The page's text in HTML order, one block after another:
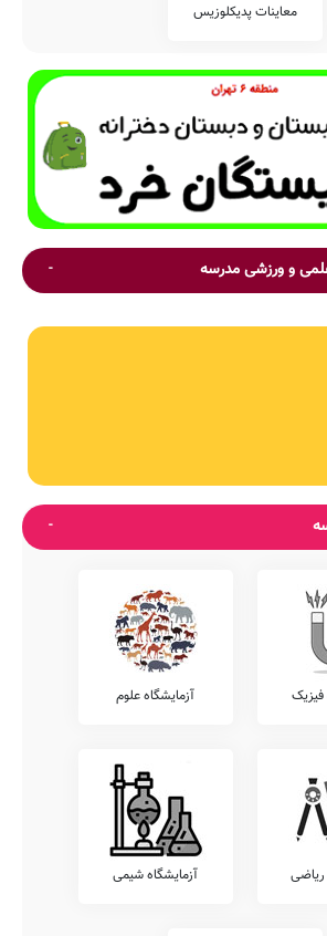
معاینات پدیکلوزیس
و ورزشی مدرسه
فیزیک آزمایشگاه علوم
ریاضی آزمایشگاه شیمی